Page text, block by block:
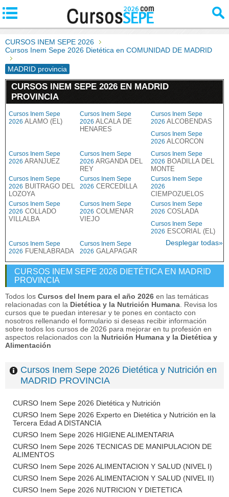
CURSOS INEM SEPE 2026
Cursos Inem Sepe 2026 Dietética en COMUNIDAD DE MADRID
MADRID provincia
CURSOS INEM SEPE 2026 EN MADRID
PROVINCIA
Cursos Inem Sepe
2026 ALAMO (EL)
Cursos Inem Sepe
2026 ALCALA DE
HENARES
Cursos Inem Sepe
2026 ALCOBENDAS
Cursos Inem Sepe
2026 ALCORCON
Cursos Inem Sepe
2026 ARANJUEZ
Cursos Inem Sepe
2026 ARGANDA DEL
REY
Cursos Inem Sepe
2026 BOADILLA DEL
MONTE
Cursos Inem Sepe
2026 BUITRAGO DEL
LOZOYA
Cursos Inem Sepe
2026 CERCEDILLA
Cursos Inem Sepe
2026
CIEMPOZUELOS
Cursos Inem Sepe
2026 COLLADO
VILLALBA
Cursos Inem Sepe
2026 COLMENAR
VIEJO
Cursos Inem Sepe
2026 COSLADA
Cursos Inem Sepe
2026 ESCORIAL (EL)
Cursos Inem Sepe
2026 FUENLABRADA
Cursos Inem Sepe
2026 GALAPAGAR
Desplegar todas»
CURSOS INEM SEPE 2026 DIETÉTICA EN MADRID
PROVINCIA
Todos los Cursos del Inem para el año 2026 en las temáticas
relacionadas con la Dietética y la Nutrición Humana . Revisa los
cursos que te puedan interesar y te pones en contacto con
nosotros rellenando el formulario si deseas recibir información
sobre todos los cursos de 2026 para mejorar en tu profesión en
aspectos relacionados con la Nutrición Humana y la Dietética y
Alimentación
Cursos Inem Sepe 2026 Dietética y Nutrición en
MADRID PROVINCIA
CURSO Inem Sepe 2026 Dietética y Nutrición
CURSO Inem Sepe 2026 Experto en Dietética y Nutrición en la
Tercera Edad A DISTANCIA
CURSO Inem Sepe 2026 HIGIENE ALIMENTARIA
CURSO Inem Sepe 2026 TECNICAS DE MANIPULACION DE
ALIMENTOS
CURSO Inem Sepe 2026 ALIMENTACION Y SALUD (NIVEL I)
CURSO Inem Sepe 2026 ALIMENTACION Y SALUD (NIVEL II)
CURSO Inem Sepe 2026 NUTRICION Y DIETETICA